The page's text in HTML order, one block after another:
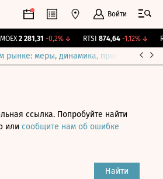
Войти
2 281,31 -0,2%↓ RTSI 874,64 -1,12%↓
рынке: меры, динамика, прогнозы
ссылка. Попробуйте найти
или сообщите нам об ошибке
Найти